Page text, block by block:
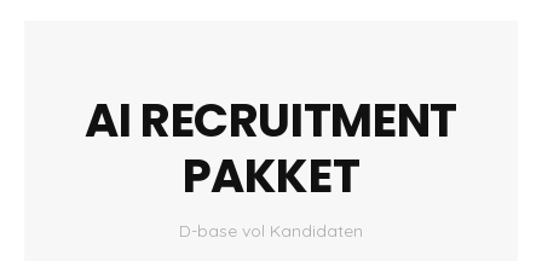
AI RECRUITMENT
PAKKET
D-base vol Kandidaten